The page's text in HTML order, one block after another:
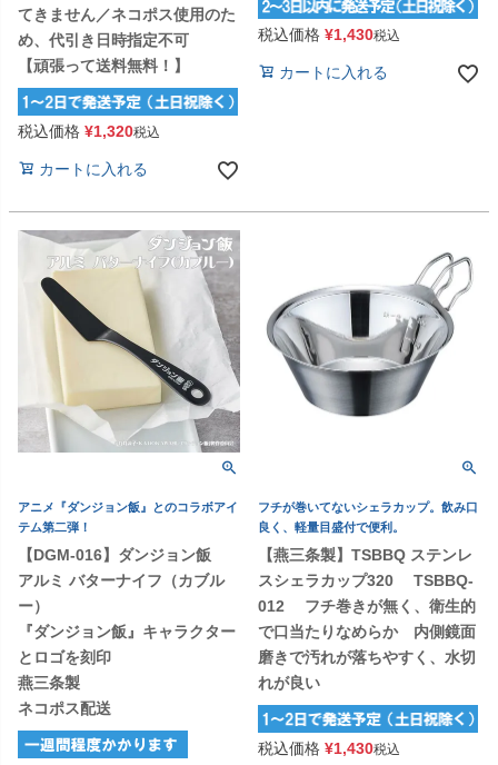
てきません／ネコポス使用のた
め、代引き日時指定不可
【頑張って送料無料！】
税込価格 ¥1,320税込
カートに入れる
税込価格 ¥1,430税込
カートに入れる
アニメ『ダンジョン飯』とのコラボアイ
テム第二弾！
【DGM-016】ダンジョン飯
アルミ バターナイフ（カブル
ー）
『ダンジョン飯』キャラクター
とロゴを刻印
燕三条製
ネコポス配送
フチが巻いてないシェラカップ。飲み口
良く、軽量目盛付で便利。
【燕三条製】TSBBQ ステンレ
スシェラカップ320 TSBBQ-
012 フチ巻きが無く、衛生的
で口当たりなめらか 内側鏡面
磨きで汚れが落ちやすく、水切
れが良い
税込価格 ¥1,430税込